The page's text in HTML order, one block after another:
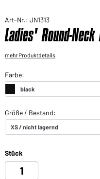
Art-Nr.: JN1313
Ladies' Round-
mehr Produktdetails
Stück